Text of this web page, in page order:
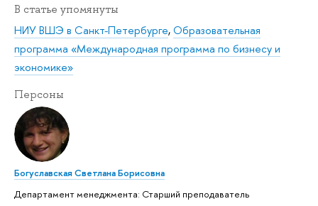
В статье упомянуты
НИУ ВШЭ в Санкт-Петербурге,Образовательная
программа «Международная программа по бизнесу и
экономике»
Персоны
Богуславская Светлана Борисовна
Департамент менеджмента: Старший преподаватель